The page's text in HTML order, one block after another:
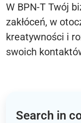
W BPN-T Twój
zakłóceń, w
kreatywności i
swoich
Search in